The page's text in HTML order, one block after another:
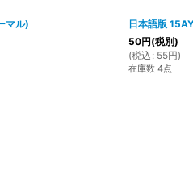
マル)
日本語版
50円(税別)
(税込 : 55円)
在庫数 4点